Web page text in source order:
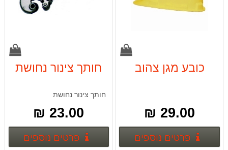
כובע מגן צהוב
29.00 ₪
פרטים נוספיםפרטים נוספים
חותך צינור נחושת
חותך צינור נחושת
23.00 ₪
פרטים נוספים